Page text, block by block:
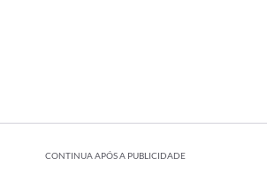
CONTINUA APÓS A PUBLICIDADE